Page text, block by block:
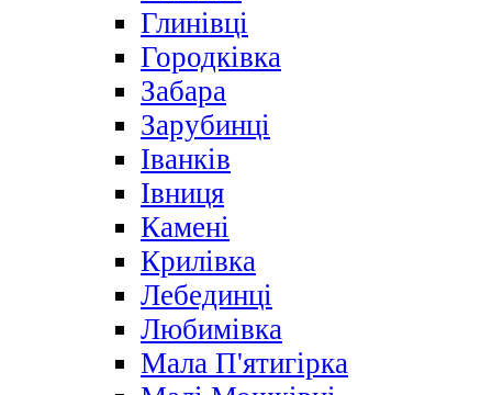
Глинівці
Городківка
Забара
Зарубинці
Іванків
Івниця
Камені
Крилівка
Лебединці
Любимівка
Мала П'ятигірка